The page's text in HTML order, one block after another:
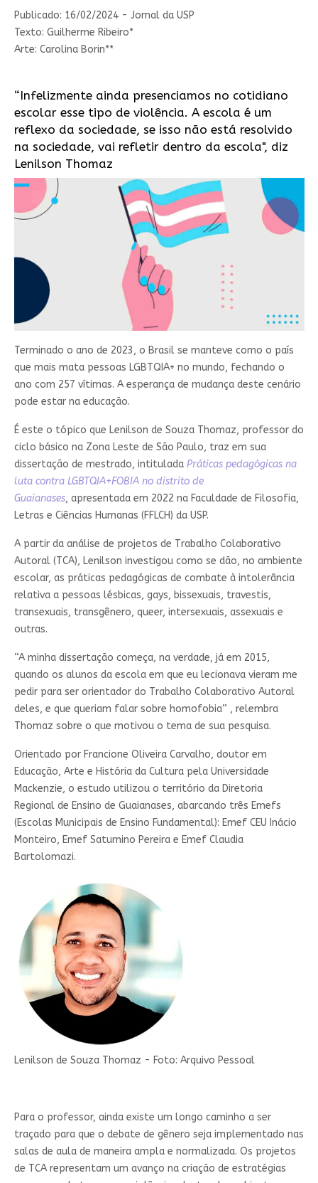
Publicado: 16/02/2024 - Jornal da USP
Texto: Guilherme Ribeiro*
Arte: Carolina Borin**
“Infelizmente ainda presenciamos no cotidiano
escolar esse tipo de violência. A escola é um
reflexo da sociedade, se isso não está resolvido
na sociedade, vai refletir dentro da escola", diz
Lenilson Thomaz
Terminado o ano de 2023, o Brasil se manteve como o país
que mais mata pessoas LGBTQIA+ no mundo, fechando o
ano com 257 vítimas. A esperança de mudança deste cenário
pode estar na educação.
É este o tópico que Lenilson de Souza Thomaz, professor do
ciclo básico na Zona Leste de São Paulo, traz em sua
dissertação de mestrado, intitulada Práticas pedagógicas na
luta contra LGBTQIA+FOBIA no distrito de
Guaianases, apresentada em 2022 na Faculdade de Filosofia,
Letras e Ciências Humanas (FFLCH) da USP.
A partir da análise de projetos de Trabalho Colaborativo
Autoral (TCA), Lenilson investigou como se dão, no ambiente
escolar, as práticas pedagógicas de combate à intolerância
relativa a pessoas lésbicas, gays, bissexuais, travestis,
transexuais, transgênero, queer, intersexuais, assexuais e
outras.
“A minha dissertação começa, na verdade, já em 2015,
quando os alunos da escola em que eu lecionava vieram me
pedir para ser orientador do Trabalho Colaborativo Autoral
deles, e que queriam falar sobre homofobia” , relembra
Thomaz sobre o que motivou o tema de sua pesquisa.
Orientado por Francione Oliveira Carvalho, doutor em
Educação, Arte e História da Cultura pela Universidade
Mackenzie, o estudo utilizou o território da Diretoria
Regional de Ensino de Guaianases, abarcando três Emefs
(Escolas Municipais de Ensino Fundamental): Emef CEU Inácio
Monteiro, Emef Saturnino Pereira e Emef Claudia
Bartolomazi.
Lenilson de Souza Thomaz - Foto: Arquivo Pessoal
Para o professor, ainda existe um longo caminho a ser
traçado para que o debate de gênero seja implementado nas
salas de aula de maneira ampla e normalizada. Os projetos
de TCA representam um avanço na criação de estratégias